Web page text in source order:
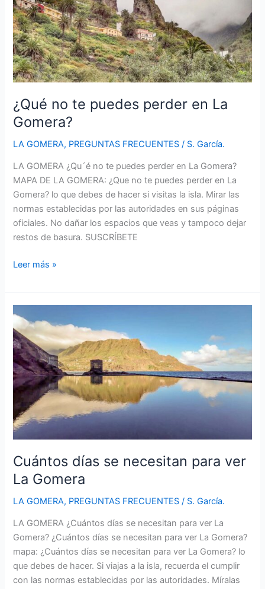
La
Gomera?
¿Qué no te puedes perder en La
Gomera?
LA GOMERA, PREGUNTAS FRECUENTES / S. García.
LA GOMERA ¿Qu´é no te puedes perder en La Gomera?
MAPA DE LA GOMERA: ¿Que no te puedes perder en La
Gomera? lo que debes de hacer si visitas la isla. Mirar las
normas establecidas por las autoridades en sus páginas
oficiales. No dañar los espacios que veas y tampoco dejar
restos de basura. SUSCRÍBETE
¿Qué
te
puedes
perder
en
La
Gomera?
Leer más »
Cuántos días se necesitan para ver
La Gomera
LA GOMERA, PREGUNTAS FRECUENTES / S. García.
LA GOMERA ¿Cuántos días se necesitan para ver La
Gomera? ¿Cuántos días se necesitan para ver La Gomera?
mapa: ¿Cuántos días se necesitan para ver La Gomera? lo
que debes de hacer. Si viajas a la isla, recuerda el cumplir
con las normas establecidas por las autoridades. Míralas